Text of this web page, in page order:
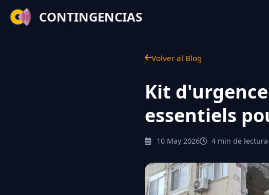
CONTINGENCIAS
Volver al Blog
Kit
essentiels
10 May 2026 4 min de lectura